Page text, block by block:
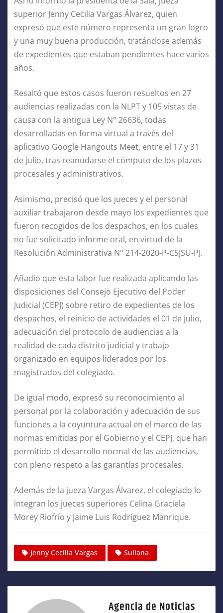
superior Jenny Cecilia Vargas Álvarez, quien
expresó que este número representa un gran logro
y una muy buena producción, tratándose además
de expedientes que estaban pendientes hace varios
años.
Resaltó que estos casos fueron resueltos en 27
audiencias realizadas con la NLPT y 105 vistas de
causa con la antigua Ley N° 26636, todas
desarrolladas en forma virtual a través del
aplicativo Google Hangouts Meet, entre el 17 y 31
de julio, tras reanudarse el cómputo de los plazos
procesales y administrativos.
Asimismo, precisó que los jueces y el personal
auxiliar trabajaron desde mayo los expedientes que
fueron recogidos de los despachos, en los cuales
no fue solicitado informe oral, en virtud de la
Resolución Administrativa N° 214-2020-P-CSJSU-PJ.
Añadió que esta labor fue realizada aplicando las
disposiciones del Consejo Ejecutivo del Poder
Judicial (CEPJ) sobre retiro de expedientes de los
despachos, el reinicio de actividades el 01 de julio,
adecuación del protocolo de audiencias a la
realidad de cada distrito judicial y trabajo
organizado en equipos liderados por los
magistrados del colegiado.
De igual modo, expresó su reconocimiento al
personal por la colaboración y adecuación de sus
funciones a la coyuntura actual en el marco de las
normas emitidas por el Gobierno y el CEPJ, que han
permitido el desarrollo normal de las audiencias,
con pleno respeto a las garantías procesales.
Además de la jueza Vargas Álvarez, el colegiado lo
integran los jueces superiores Celina Graciela
Morey Riofrío y Jaime Luis Rodríguez Manrique.
Jenny Cecilia Vargas Sullana
Agencia de Noticias